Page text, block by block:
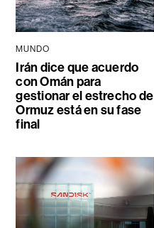
MUNDO
Irán dice que acuerdo
con Omán para
gestionar el estrecho de
Ormuz está en su fase
final